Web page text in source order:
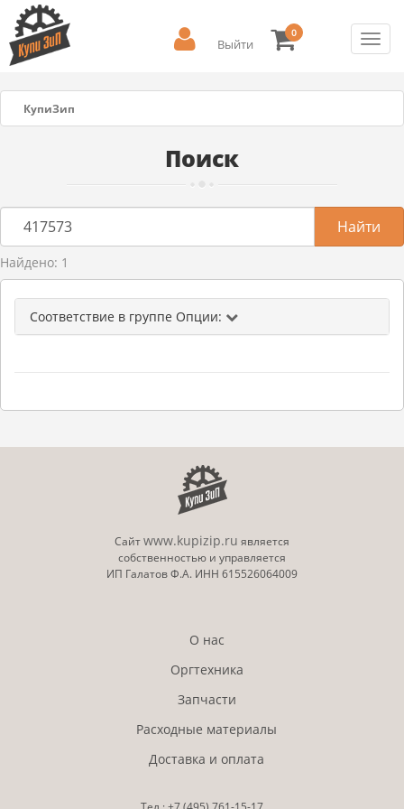
Выйти
0
КупиЗип
Поиск
Найдено: 1
Соответствие в группе Опции:
Сайтwww.kupizip.ru является
собственностью и управляется
ИП Галатов Ф.А. ИНН 615526064009
О нас
Оргтехника
Запчасти
Расходные материалы
Доставка и оплата